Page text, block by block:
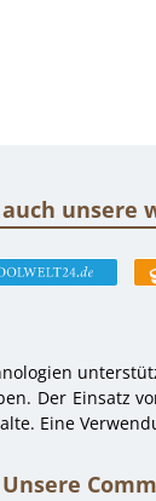
auch unsere
Der Einsatz
Eine
Unsere